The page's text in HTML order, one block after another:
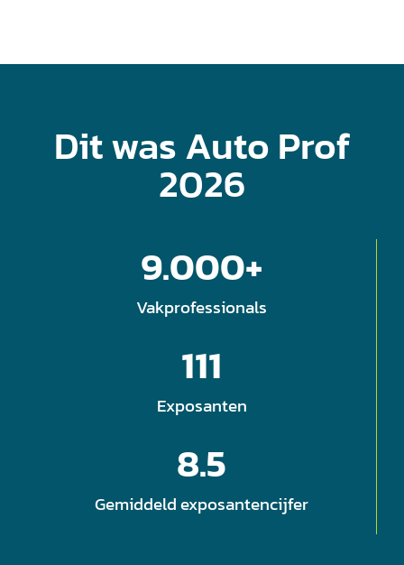
Dit was Auto Prof
2026
Vakprofessionals
9.000+
Exposanten
111
Gemiddeld exposantencijfer
8.5